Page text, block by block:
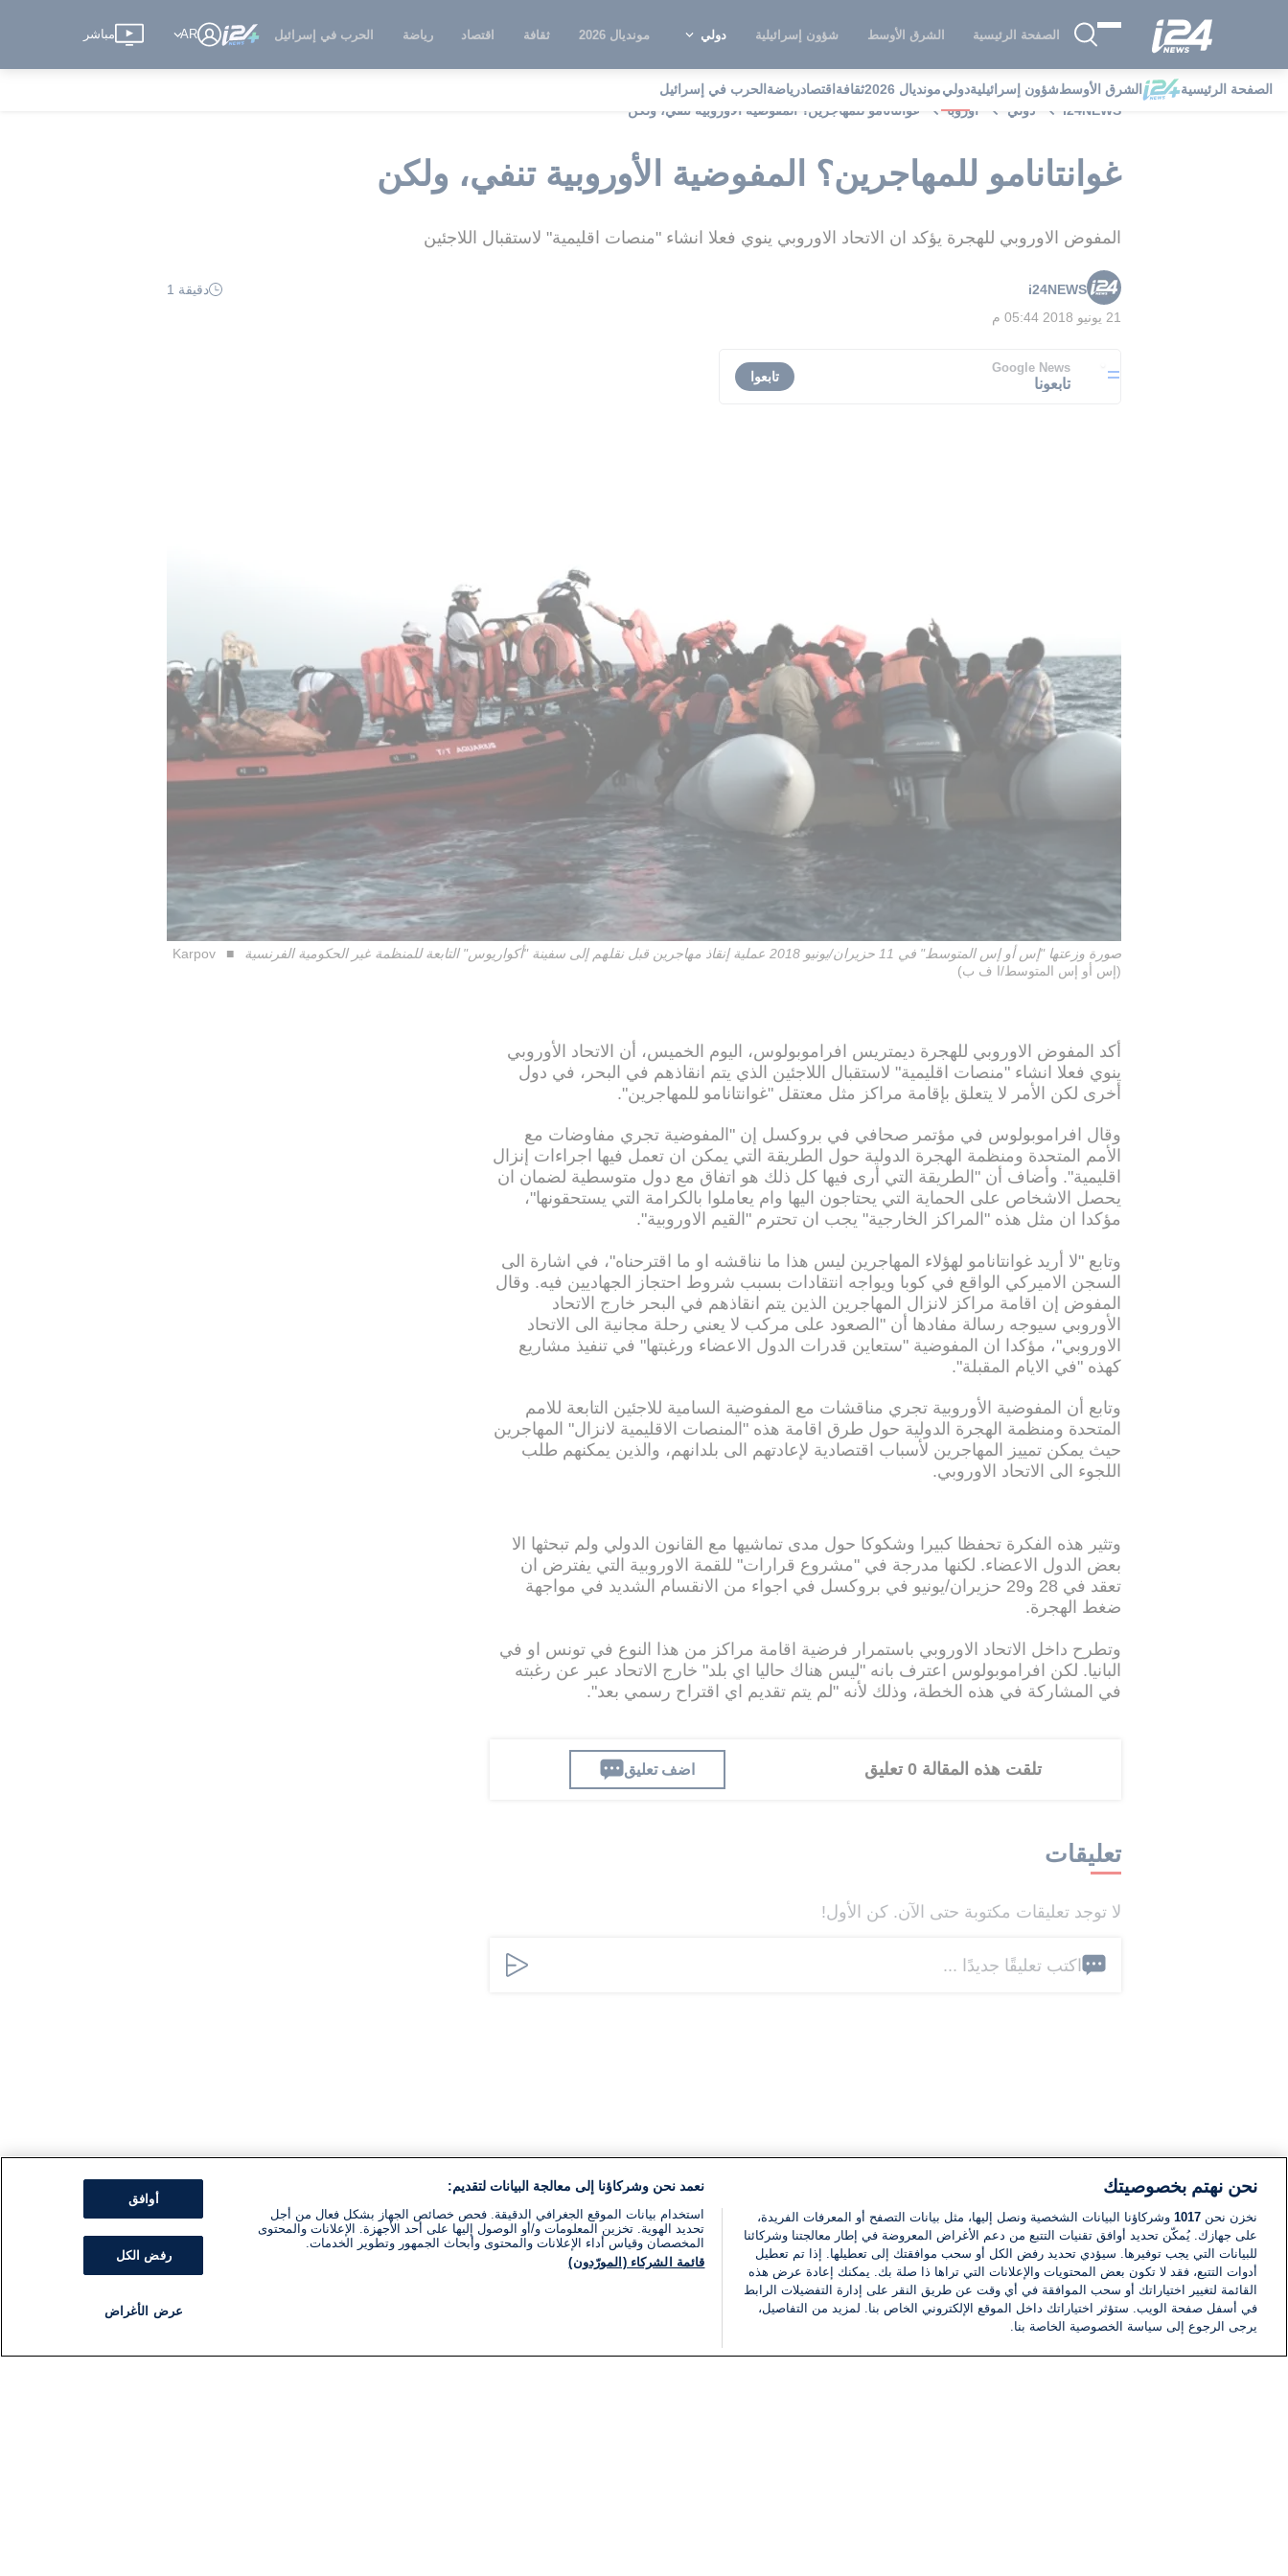
الصفحة الرئيسية الشرق الأوسط شؤون إسرائيلية دولي مونديال 2026 ثقافة اقتصاد رياضة الحرب في إسرائيل AR مباشر
الصفحة الرئيسية الشرق الأوسطشؤون إسرائيليةدوليمونديال 2026 ثقافة اقتصادرياضة الحرب في إسرائيل
i24NEWS
دولي أوروبا غوانتانامو للمهاجرين؟ المفوضية الأوروبية تنفي، ولكن
غوانتانامو للمهاجرين؟ المفوضية الأوروبية تنفي، ولكن
المفوض الاوروبي للهجرة يؤكد ان الاتحاد الاوروبي ينوي فعلا انشاء "منصات اقليمية" لاستقبال اللاجئين
i24NEWS
دقيقة 1
21 يونيو 2018 05:44 م
Google News
تابعونا تابعوا
صورة وزعتها "إس أو إس المتوسط" في 11 حزيران/يونيو 2018 عملية إنقاذ مهاجرين قبل نقلهم إلى سفينة "أكواريوس" التابعة للمنظمة غير الحكومية الفرنسية
Karpov
(إس أو إس المتوسط/ا ف ب)
أكد المفوض الاوروبي للهجرة ديمتريس افراموبولوس، اليوم الخميس، أن الاتحاد الأوروبي
ينوي فعلا انشاء "منصات اقليمية" لاستقبال اللاجئين الذي يتم انقاذهم في البحر، في دول
أخرى لكن الأمر لا يتعلق بإقامة مراكز مثل معتقل "غوانتانامو للمهاجرين".
وقال افراموبولوس في مؤتمر صحافي في بروكسل إن "المفوضية تجري مفاوضات مع
الأمم المتحدة ومنظمة الهجرة الدولية حول الطريقة التي يمكن ان تعمل فيها اجراءات إنزال
اقليمية". وأضاف أن "الطريقة التي أرى فيها كل ذلك هو اتفاق مع دول متوسطية لضمان ان
يحصل الاشخاص على الحماية التي يحتاجون اليها وام يعاملوا بالكرامة التي يستحقونها"،
مؤكدا ان مثل هذه "المراكز الخارجية" يجب ان تحترم "القيم الاوروبية".
وتابع "لا أريد غوانتانامو لهؤلاء المهاجرين ليس هذا ما نناقشه او ما اقترحناه"، في اشارة الى
السجن الاميركي الواقع في كوبا ويواجه انتقادات بسبب شروط احتجاز الجهاديين فيه. وقال
المفوض إن اقامة مراكز لانزال المهاجرين الذين يتم انقاذهم في البحر خارج الاتحاد
الأوروبي سيوجه رسالة مفادها أن "الصعود على مركب لا يعني رحلة مجانية الى الاتحاد
الاوروبي"، مؤكدا ان المفوضية "ستعاين قدرات الدول الاعضاء ورغبتها" في تنفيذ مشاريع
كهذه "في الايام المقبلة".
وتابع أن المفوضية الأوروبية تجري مناقشات مع المفوضية السامية للاجئين التابعة للامم
المتحدة ومنظمة الهجرة الدولية حول طرق اقامة هذه "المنصات الاقليمية لانزال" المهاجرين
حيث يمكن تمييز المهاجرين لأسباب اقتصادية لإعادتهم الى بلدانهم، والذين يمكنهم طلب
اللجوء الى الاتحاد الاوروبي.
وتثير هذه الفكرة تحفظا كبيرا وشكوكا حول مدى تماشيها مع القانون الدولي ولم تبحثها الا
بعض الدول الاعضاء. لكنها مدرجة في "مشروع قرارات" للقمة الاوروبية التي يفترض ان
تعقد في 28 و29 حزيران/يونيو في بروكسل في اجواء من الانقسام الشديد في مواجهة
ضغط الهجرة.
وتطرح داخل الاتحاد الاوروبي باستمرار فرضية اقامة مراكز من هذا النوع في تونس او في
البانيا. لكن افراموبولوس اعترف بانه "ليس هناك حاليا اي بلد" خارج الاتحاد عبر عن رغبته
في المشاركة في هذه الخطة، وذلك لأنه "لم يتم تقديم اي اقتراح رسمي بعد".
تلقت هذه المقالة 0 تعليق اضف تعليق
تعليقات
لا توجد تعليقات مكتوبة حتى الآن. كن الأول!
اكتب تعليقًا جديدًا ...
نحن نهتم بخصوصيتك
نخزن نحن 1017 وشركاؤنا البيانات الشخصية ونصل إليها، مثل بيانات التصفح أو المعرفات الفريدة،
على جهازك. يُمكّن تحديد أوافق تقنيات التتبع من دعم الأغراض المعروضة في إطار معالجتنا وشركائنا
للبيانات التي يجب توفيرها. سيؤدي تحديد رفض الكل أو سحب موافقتك إلى تعطيلها. إذا تم تعطيل
أدوات التتبع، فقد لا تكون بعض المحتويات والإعلانات التي تراها ذا صلة بك. يمكنك إعادة عرض هذه
القائمة لتغيير اختياراتك أو سحب الموافقة في أي وقت عن طريق النقر على إدارة التفضيلات الرابط
في أسفل صفحة الويب. ستؤثر اختياراتك داخل الموقع الإلكتروني الخاص بنا. لمزيد من التفاصيل،
يرجى الرجوع إلى سياسة الخصوصية الخاصة بنا.
نعمد نحن وشركاؤنا إلى معالجة البيانات لتقديم:
استخدام بيانات الموقع الجغرافي الدقيقة. فحص خصائص الجهاز بشكل فعال من أجل
تحديد الهوية. تخزين المعلومات و/أو الوصول إليها على أحد الأجهزة. الإعلانات والمحتوى
المخصصان وقياس أداء الإعلانات والمحتوى وأبحاث الجمهور وتطوير الخدمات.
قائمة الشركاء (المورّدون)
أوافق
رفض الكل
عرض الأغراض